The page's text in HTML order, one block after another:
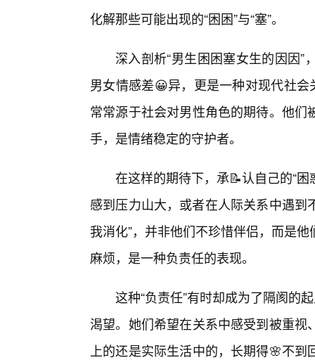
化解那些可能出现的“困困”与“塞”。
深入剖析“男生困困塞女生的因因
男女情感差😀异，更是一种对现代社
常常源于社会对男性角色的期待。他
手，是情绪稳定的守护者。
在这样的期待下，承📝认自己的“
感到压力山大，或者在人际关系中遇到
我消化”，并非他们不珍惜伴侣，而是
麻烦，是一种负责任的表现。
这种“负责任”有时却成为了隔阂的
渴望。她们希望在关系中感受到被重
上的还是实际生活中的，长期得🌸不